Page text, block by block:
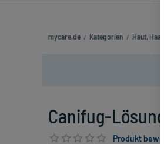
mycare.de / Kategorien / Haut,
Canifug-
Produkt